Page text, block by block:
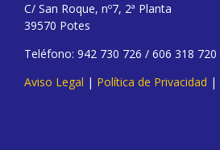
C/ San Roque, nº7, 2ª Planta
39570 Potes
Teléfono: 942 730 726 / 606 318 720
Aviso Legal | Política de Privacidad |